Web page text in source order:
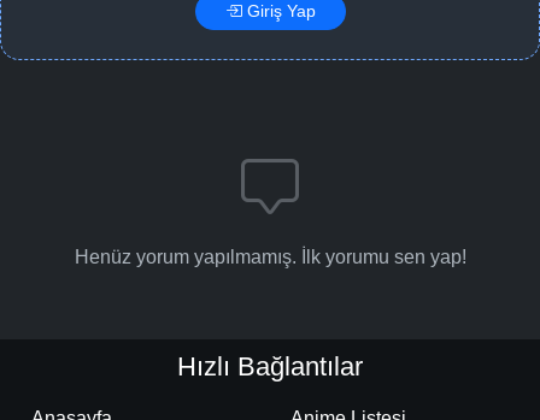
Giriş Yap
Henüz yorum yapılmamış. İlk yorumu sen yap!
Hızlı Bağlantılar